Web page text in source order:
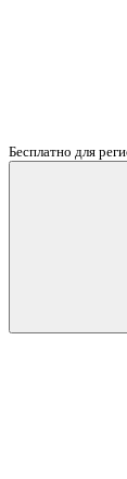
Бесплатно для